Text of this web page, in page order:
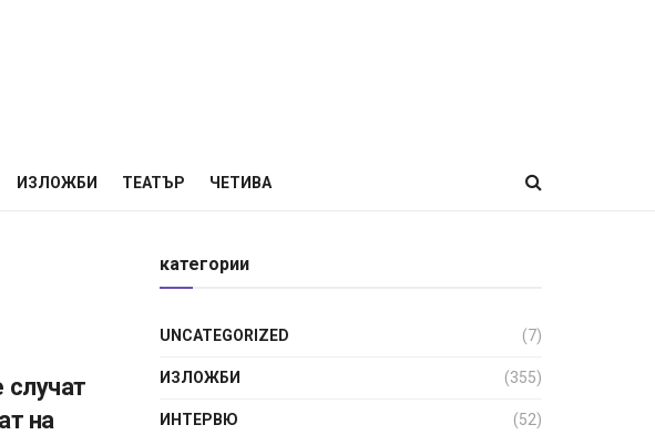
ИЗЛОЖБИ ТЕАТЪР ЧЕТИВА
случат
на
категории
UNCATEGORIZED (7)
ИЗЛОЖБИ (355)
ИНТЕРВЮ (52)